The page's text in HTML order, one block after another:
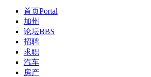
首页Portal
加州
论坛BBS
招聘
求职
汽车
房产